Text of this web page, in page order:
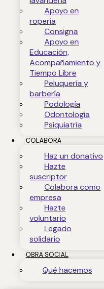
Apoyo en
ropería
Consigna
Apoyo en
Educación,
Acompañamiento y
Tiempo Libre
Peluquería y
barbería
Podología
Odontología
Psiquiatría
COLABORA
Haz un donativo
Hazte
suscriptor
Colabora como
empresa
Hazte
voluntario
Legado
solidario
OBRA SOCIAL
Qué hacemos